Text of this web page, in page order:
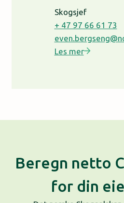
Skogsjef
+ 47 97 66 61 73
Les mer
Beregn netto
for din